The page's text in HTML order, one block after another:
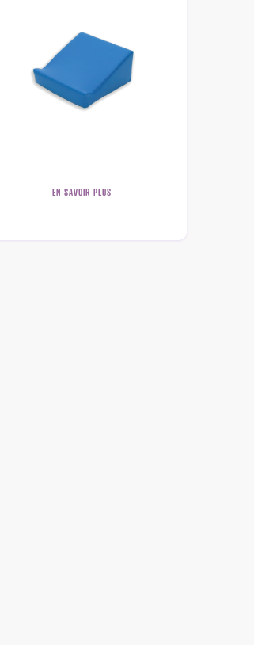
EN SAVOIR PLUS